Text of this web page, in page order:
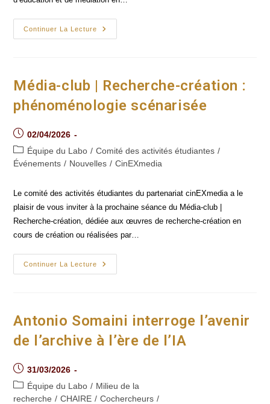
Continuer La Lecture
Événement
-
Levier
D’éducation
De
Médiation
Au
Québec »
Les
29 Mai
Média-club | Recherche-création :
phénoménologie scénarisée
Post
published:
02/04/2026
Post
category:
Équipe du Labo / Comité des activités étudiantes /
Événements / Nouvelles / CinEXmedia
Le comité des activités étudiantes du partenariat cinEXmedia a le
plaisir de vous inviter à la prochaine séance du Média-club |
Recherche-création, dédiée aux œuvres de recherche-création en
cours de création ou réalisées par…
Continuer La Lecture
Média-
Club
Scénarisée
Antonio Somaini interroge l’avenir
de l’archive à l’ère de l’IA
Post
published:
31/03/2026
Post
category:
Équipe du Labo / Milieu de la
recherche / CHAIRE / Cochercheurs /